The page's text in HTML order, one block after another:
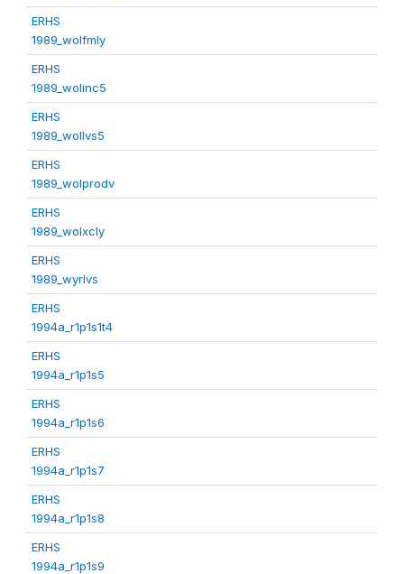
ERHS
1989_wolfmly
ERHS
1989_wolinc5
ERHS
1989_wollvs5
ERHS
1989_wolprodv
ERHS
1989_wolxcly
ERHS
1989_wyrlvs
ERHS
1994a_r1p1s1t4
ERHS
1994a_r1p1s5
ERHS
1994a_r1p1s6
ERHS
1994a_r1p1s7
ERHS
1994a_r1p1s8
ERHS
1994a_r1p1s9